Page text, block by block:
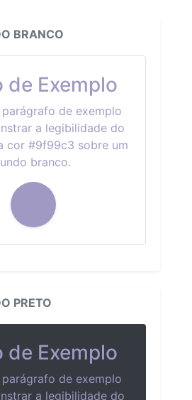
BRANCO
de Exemplo
parágrafo de exemplo
a legibilidade do
cor #9f99c3 sobre um
branco.
PRETO
de Exemplo
parágrafo de exemplo
a legibilidade do